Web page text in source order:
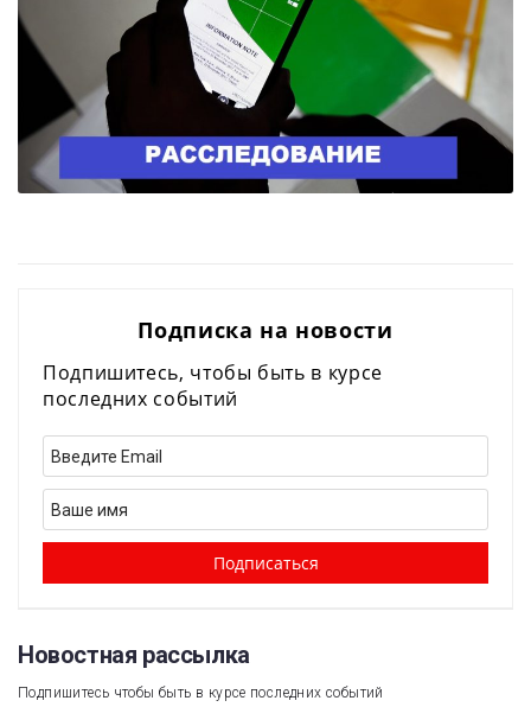
Подписка на новости
Подпишитесь, чтобы быть в курсе
последних событий
Новостная рассылка​
Подпишитесь чтобы быть в курсе последних событий